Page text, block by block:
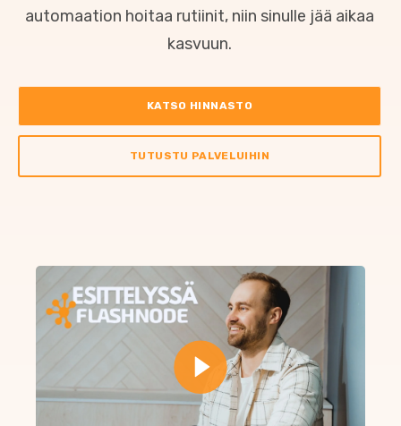
automaation hoitaa rutiinit, niin sinulle jää aikaa
kasvuun.
KATSO HINNASTO
TUTUSTU PALVELUIHIN